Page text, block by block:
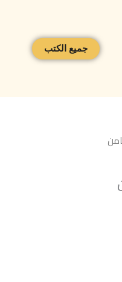
جميع الكتب